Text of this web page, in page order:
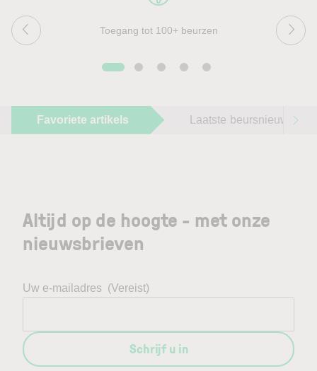
Toegang tot 100+ beurzen
Favoriete artikels Laatste beursnieuws
Altijd op de hoogte - met onze
nieuwsbrieven
Uw e-mailadres (Vereist)
Schrijf u in